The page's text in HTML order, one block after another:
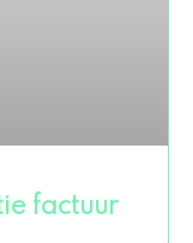
factuur